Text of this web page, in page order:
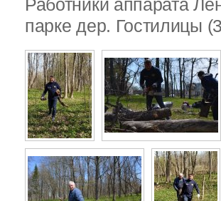
Работники аппарата
парке дер. Гостилицы